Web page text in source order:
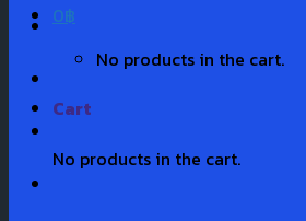
0฿
No products in the cart.
Cart
No products in the cart.